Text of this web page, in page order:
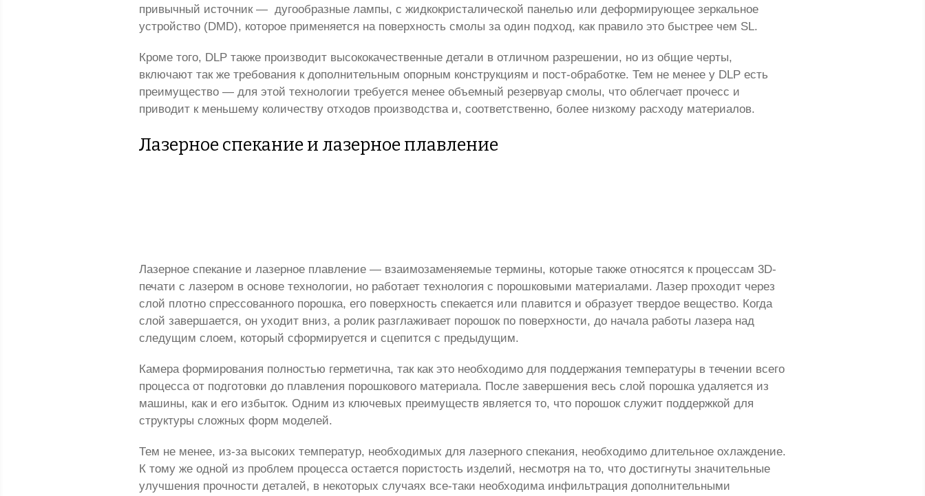
привычный источник — дугообразные лампы, с жидкокристалической панелью или деформирующее зеркальное
устройство (DMD), которое применяется на поверхность смолы за один подход, как правило это быстрее чем SL.
Кроме того, DLP также производит высококачественные детали в отличном разрешении, но из общие черты,
включают так же требования к дополнительным опорным конструкциям и пост-обработке. Тем не менее у DLP есть
преимущество — для этой технологии требуется менее объемный резервуар смолы, что облегчает прочесс и
приводит к меньшему количеству отходов производства и, соответственно, более низкому расходу материалов.
Лазерное спекание и лазерное плавление
Лазерное спекание и лазерное плавление — взаимозаменяемые термины, которые также относятся к процессам 3D-
печати с лазером в основе технологии, но работает технология с порошковыми материалами. Лазер проходит через
слой плотно спрессованного порошка, его поверхность спекается или плавится и образует твердое вещество. Когда
слой завершается, он уходит вниз, а ролик разглаживает порошок по поверхности, до начала работы лазера над
следущим слоем, который сформируется и сцепится с предыдущим.
Камера формирования полностью герметична, так как это необходимо для поддержания температуры в течении всего
процесса от подготовки до плавления порошкового материала. После завершения весь слой порошка удаляется из
машины, как и его избыток. Одним из ключевых преимуществ является то, что порошок служит поддержкой для
структуры сложных форм моделей.
Тем не менее, из-за высоких температур, необходимых для лазерного спекания, необходимо длительное охлаждение.
К тому же одной из проблем процесса остается пористость изделий, несмотря на то, что достигнуты значительные
улучшения прочности деталей, в некоторых случаях все-таки необходима инфильтрация дополнительными